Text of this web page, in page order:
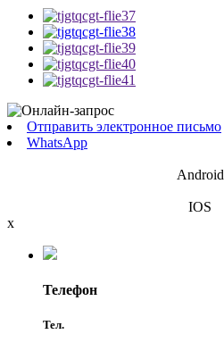
Отправить электронное письмо
WhatsApp
Android
IOS
x
Телефон
Тел.